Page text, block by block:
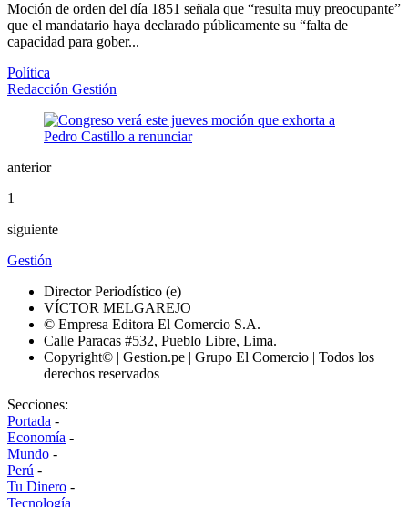
Moción de orden del día 1851 señala que “resulta muy preocupante”
que el mandatario haya declarado públicamente su “falta de
capacidad para gober...
Política
Redacción Gestión
anterior
1
siguiente
Gestión
Director Periodístico (e)
VÍCTOR MELGAREJO
© Empresa Editora El Comercio S.A.
Calle Paracas #532, Pueblo Libre, Lima.
Copyright© | Gestion.pe | Grupo El Comercio | Todos los
derechos reservados
Secciones:
Portada -
Economía -
Mundo -
Perú -
Tu Dinero -
Tecnología